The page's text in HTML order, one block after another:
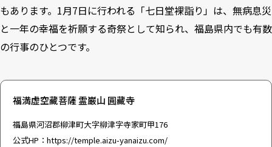
もあります。1月7日に行われる「七日堂裸詣り」は、無病息災
と一年の幸福を祈願する奇祭として知られ、福島県内でも有数
の行事のひとつです。
福満虚空藏菩薩 霊巌山 圓藏寺
福島県河沼郡柳津町大字柳津字寺家町甲176
公式HP： https://temple.aizu-yanaizu.com/